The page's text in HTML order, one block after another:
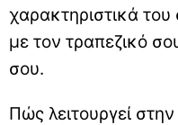
χαρακτηριστικά
με τον τραπεζικό
σου.
Πώς λειτουργεί